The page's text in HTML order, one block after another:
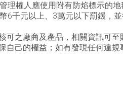
權人應使用附有防焰標示的
千元以上、3萬元以下罰鍰，
可之廠商及產品，相關資訊可
己的權益；如有發現任何違